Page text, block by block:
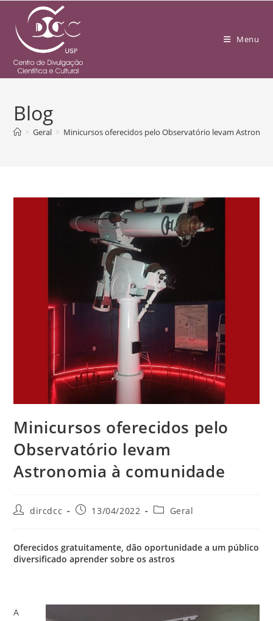
Menu
Blog
> Geral > Minicursos oferecidos pelo Observatório levam
Minicursos oferecidos pelo
Observatório levam
Astronomia à comunidade
dircdcc 13/04/2022 Geral
Oferecidos gratuitamente, dão oportunidade a um público
diversificado aprender sobre os astros
A